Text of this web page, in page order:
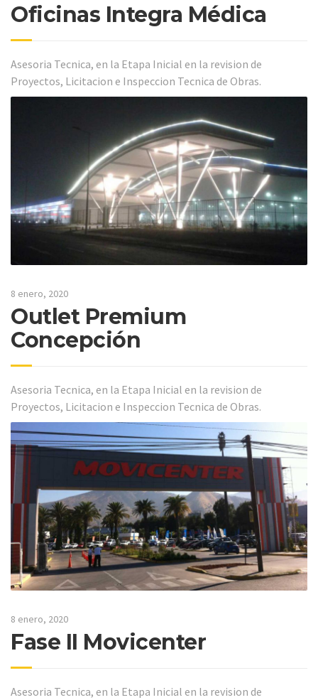
Oficinas Integra Médica
Asesoria Tecnica, en la Etapa Inicial en la revision de
Proyectos, Licitacion e Inspeccion Tecnica de Obras.
8 enero, 2020
Outlet Premium
Concepción
Asesoria Tecnica, en la Etapa Inicial en la revision de
Proyectos, Licitacion e Inspeccion Tecnica de Obras.
8 enero, 2020
Fase II Movicenter
Asesoria Tecnica, en la Etapa Inicial en la revision de